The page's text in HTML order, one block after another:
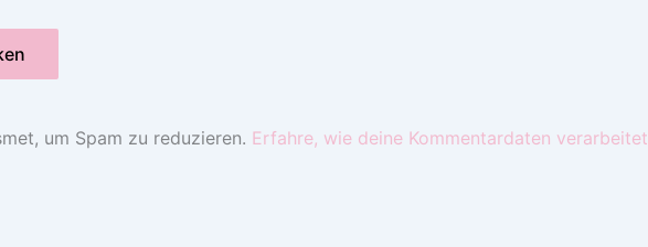
um Spam zu reduzieren. Erfahre, wie deine Kommentardaten verarbeitet